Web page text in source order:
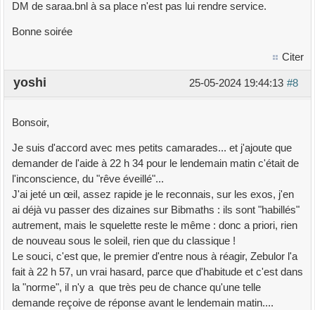
DM de saraa.bnl à sa place n'est pas lui rendre service.
Bonne soirée
Citer
#8
25-05-2024 19:44:13
yoshi
Bonsoir,
Je suis d'accord avec mes petits camarades... et j'ajoute que
demander de l'aide à 22 h 34 pour le lendemain matin c'était de
l'inconscience, du "rêve éveillé"...
J'ai jeté un œil, assez rapide je le reconnais, sur les exos, j'en
ai déjà vu passer des dizaines sur Bibmaths : ils sont "habillés"
autrement, mais le squelette reste le même : donc a priori, rien
de nouveau sous le soleil, rien que du classique !
Le souci, c'est que, le premier d'entre nous à réagir, Zebulor l'a
fait à 22 h 57, un vrai hasard, parce que d'habitude et c'est dans
la "norme", il n'y a que très peu de chance qu'une telle
demande reçoive de réponse avant le lendemain matin....